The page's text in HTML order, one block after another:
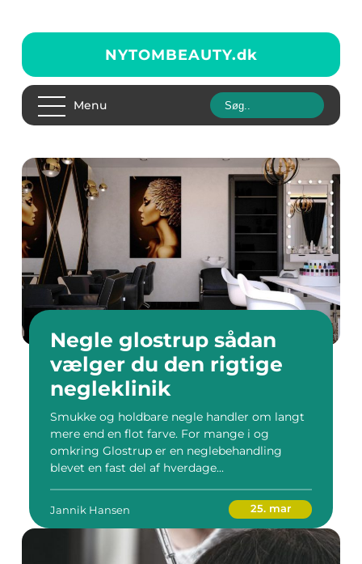
NYTOMBEAUTY.dk
Menu
Negle glostrup sådan
vælger du den rigtige
negleklinik
Smukke og holdbare negle handler om langt
mere end en flot farve. For mange i og
omkring Glostrup er en neglebehandling
blevet en fast del af hverdage...
Jannik Hansen 25. mar